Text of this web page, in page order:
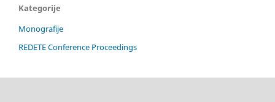
Kategorije
Monografije
REDETE Conference Proceedings